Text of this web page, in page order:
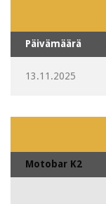
Päivämäärä
13.11.2025
Motobar K2